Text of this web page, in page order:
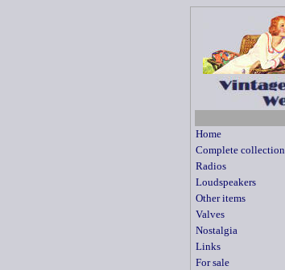
Home
Complete collection
Radios
Loudspeakers
Other items
Valves
Nostalgia
Links
For sale